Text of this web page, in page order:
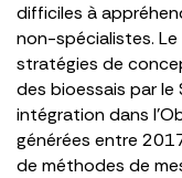
difficiles à
non-spécialistes.
stratégies de
des bioessais par le
intégration dans
générées entre
de méthodes de